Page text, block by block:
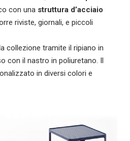
con una struttura d’acciaio
riviste, giornali, e piccoli
collezione tramite il ripiano in
con il nastro in poliuretano. Il
in diversi colori e